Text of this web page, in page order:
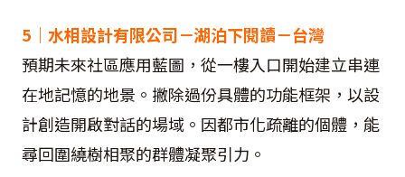
5｜水相設計有限公司－湖泊下閱讀－台灣
預期未來社區應用藍圖，從一樓入口開始建立串連
在地記憶的地景。撇除過份具體的功能框架，以設
計創造開啟對話的場域。因都市化疏離的個體，能
尋回圍繞樹相聚的群體凝聚引力。